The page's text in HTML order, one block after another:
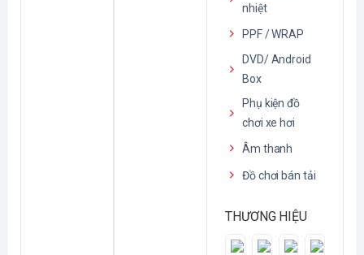
nhiệt
PPF / WRAP
DVD/ Android
Box
Phụ kiện đồ
chơi xe hơi
Âm thanh
Đồ chơi bán tải
THƯƠNG HIỆU